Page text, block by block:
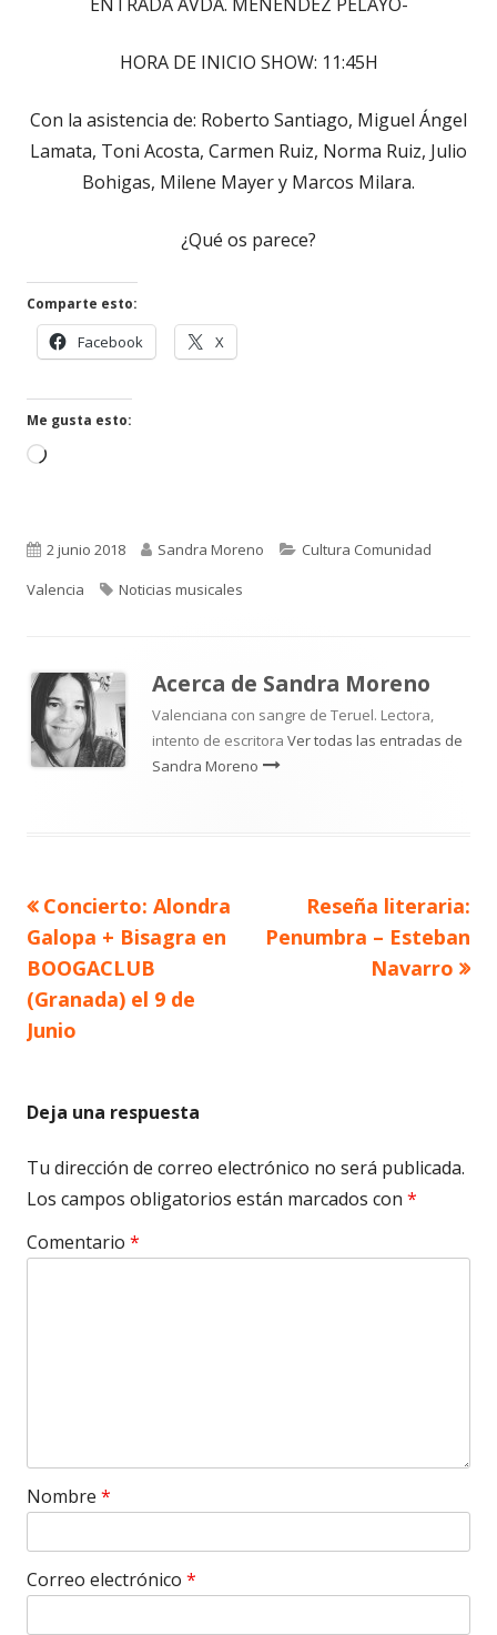
HORA DE INICIO SHOW: 11:45H
Con la asistencia de: Roberto Santiago, Miguel Ángel
Lamata, Toni Acosta, Carmen Ruiz, Norma Ruiz, Julio
Bohigas, Milene Mayer y Marcos Milara.
¿Qué os parece?
Comparte esto:
Facebook
en
X
en
Me gusta esto:
Cargando...
Publicado
el
2 junio 2018 Autor
Sandra Moreno Categorías
Cultura Comunidad
Valencia
Etiquetas
Noticias musicales
Acerca de Sandra Moreno
Valenciana con sangre de Teruel. Lectora,
intento de escritora Ver todas las entradas de
Sandra Moreno
Navegación
de
entradas
Artículo
anterior
Concierto: Alondra
Galopa + Bisagra en
BOOGACLUB
(Granada) el 9 de
Junio
Artículo
siguiente
Reseña literaria:
Penumbra – Esteban
Navarro
Deja una respuesta
Tu dirección de correo electrónico no será publicada.
Los campos obligatorios están marcados con *
Comentario *
Nombre *
Correo electrónico *